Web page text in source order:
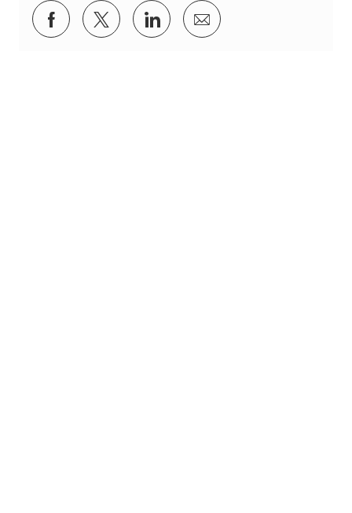
Partager via Facebook
Partager via twitter
Partager via LinkedIn
Partager par e-mail